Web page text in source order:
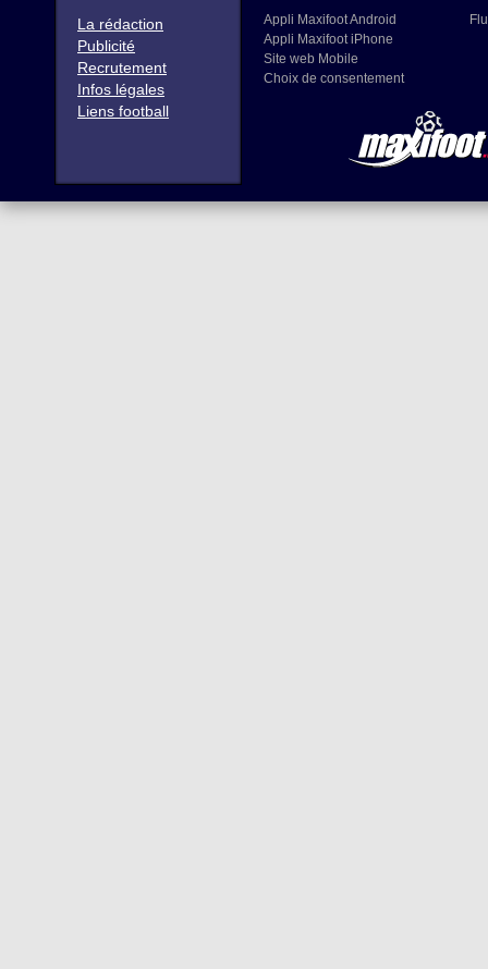
La rédaction
Publicité
Recrutement
Infos légales
Liens football
Appli Maxifoot Android
Appli Maxifoot iPhone
Site web Mobile
Choix de consentement